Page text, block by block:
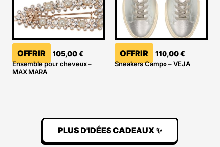
OFFRIR 105,00€
Ensemble pour cheveux –
MAX MARA
OFFRIR 110,00€
Sneakers Campo – VEJA
PLUS D'IDÉES CADEAUX ✨